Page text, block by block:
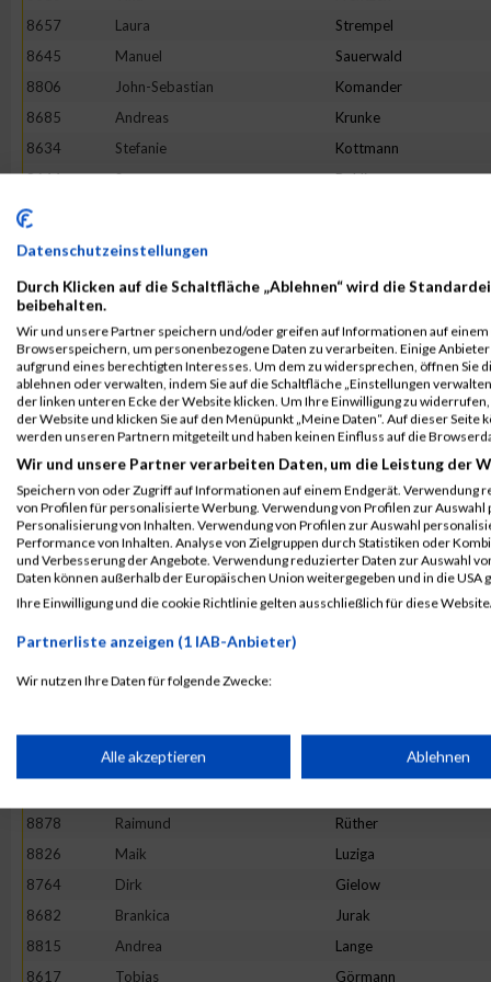
8657
Laura Strempel
8645
Manuel Sauerwald
8806
John-Sebastian Komander
8685
Andreas Krunke
8634
Stefanie Kottmann
8644
Susanne Rohling
8652
8622
8862
Anna Katharina Putz
8691
Lars Potthoff
8888
Peter Schipke
8855
Ulrich Peichert
8597
Jennifer Pänkert
8763
Sina Gernhardt
8609
Peter Cygan
8943
Christian Wiedehöft
8621
Manuel Hohl
8909
Annette Sokat
8610
Stephanie
8748
Patrick Eisenblätter
Nadine
8878
Raimund Rüther
8826
Maik Luziga
8764
Dirk Gielow
8682
Brankica Jurak
8815
Andrea Lange
8617
Tobias Görmann
Datenschutzeinstellungen
Durch Klicken auf die Schaltfläche „Ablehnen“ wird die
beibehalten.
Wir und unsere Partner speichern und/oder greifen auf Informationen auf einem
Browserspeichern, um personenbezogene Daten zu verarbeiten. Einige
aufgrund eines berechtigten Interesses. Um dem zu widersprechen, öffnen Sie
ablehnen oder verwalten, indem Sie auf die Schaltfläche „Einstellungen
der linken unteren Ecke der Website klicken. Um Ihre Einwilligung zu
der Website und klicken Sie auf den Menüpunkt „Meine Daten“. Auf dieser
werden unseren Partnern mitgeteilt und haben keinen Einfluss auf die
Wir und unsere Partner verarbeiten Daten, um die Leistung der
Speichern von oder Zugriff auf Informationen auf einem Endgerät. Verwendung
von Profilen für personalisierte Werbung. Verwendung von Profilen zur
Personalisierung von Inhalten. Verwendung von Profilen zur Auswahl
Performance von Inhalten. Analyse von Zielgruppen durch Statistiken oder
und Verbesserung der Angebote. Verwendung reduzierter Daten zur Auswahl
Daten können außerhalb der Europäischen Union weitergegeben und in die USA
Ihre Einwilligung und die cookie Richtlinie gelten ausschließlich für diese
Partnerliste anzeigen (1 IAB-Anbieter)
Wir nutzen Ihre Daten für folgende Zwecke:
Speichern von oder Zugriff auf Informationen auf einem
Verwendung reduzierter Daten zur Auswahl von Werbeanzeigen
Erstellung von Profilen für personalisierte Werbung
Verwendung von Profilen zur Auswahl personalisierter Werbung
Alle akzeptieren Ablehnen